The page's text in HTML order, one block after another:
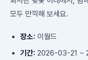
모두 만끽해 보세요.
장소: 이월드
기간: 2026-03-21 ~